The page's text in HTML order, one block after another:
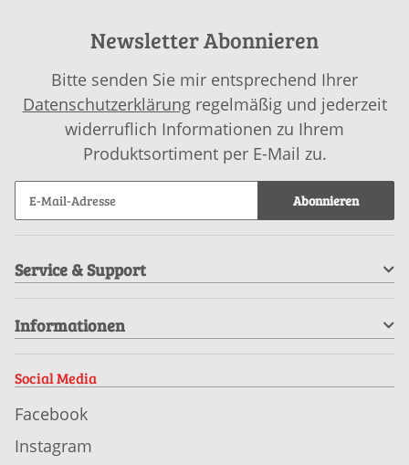
Newsletter Abonnieren
Bitte senden Sie mir entsprechend Ihrer
Datenschutzerklärungregelmäßig und jederzeit
widerruflich Informationen zu Ihrem
Produktsortiment per E-Mail zu.
Abonnieren
Service & Support
Informationen
Social Media
Facebook
Instagram